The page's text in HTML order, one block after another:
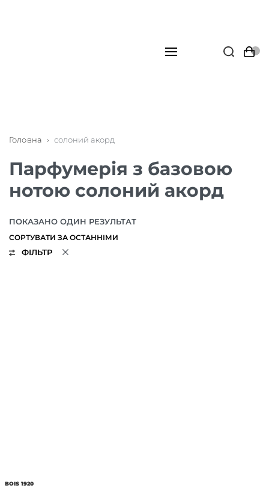
Головна › солоний акорд
Парфумерія з базовою
нотою солоний акорд
ПОКАЗАНО ОДИН РЕЗУЛЬТАТ
ФІЛЬТР
BOIS 1920